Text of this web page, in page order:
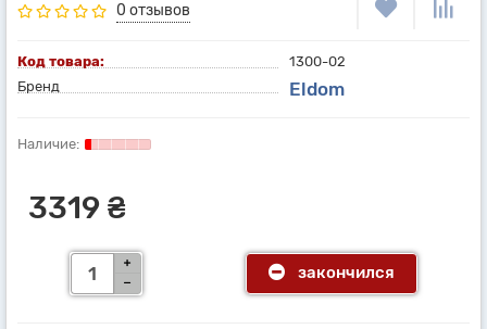
0 отзывов
Код товара:
1300-02
Бренд
Eldom
3319 ₴
закончился